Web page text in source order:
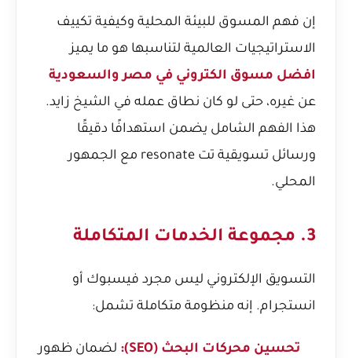
إن فهم المسوق للبيئة المحلية وكيفية تكييف
الاستراتيجيات العالمية لتناسبها هو ما يميز
افضل مسوق الكتروني في مصر والسعودية
عن غيره، حتى لو كان نطاق عمله في الشيخ زايد.
هذا الفهم الشامل يضمن استهدافًا دقيقًا
ورسائل تسويقية تت resonate مع الجمهور
المحلي.
3. مجموعة الخدمات المتكاملة
التسويق الإلكتروني ليس مجرد فيسبوك أو
انستجرام. إنه منظومة متكاملة تشمل:
تحسين محركات البحث (SEO):
لضمان ظهور